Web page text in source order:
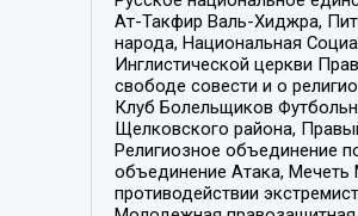
Ат-Такфир Валь-Хиджра,
народа, Национальная
Инглистической церкви
свободе совести и о
Клуб Болельщиков
Щелковского района,
Религиозное объединение
объединение Атака,
противодействии